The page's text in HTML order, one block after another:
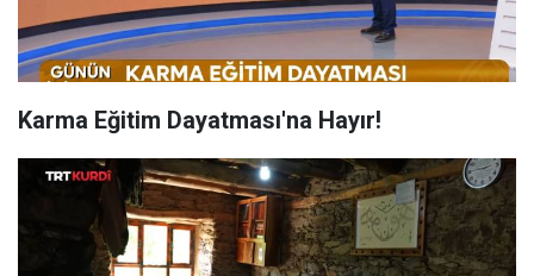
Karma Eğitim Dayatması'na Hayır!